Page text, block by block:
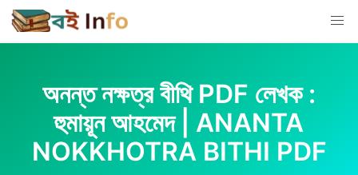
Skip
to
content
অনন্ত নক্ষত্র বীথি PDF লেখক :
হুমায়ূন আহমেদ | ANANTA
NOKKHOTRA BITHI PDF